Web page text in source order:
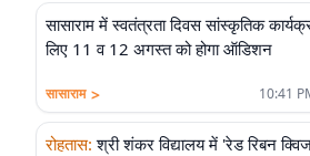
सासाराम में स्वतंत्रता दिवस सांस्कृतिक
लिए 11 व 12 अगस्त को होगा ऑडिशन
सासाराम > 10:41
रोहतास: श्री शंकर विद्यालय में 'रेड रिबन